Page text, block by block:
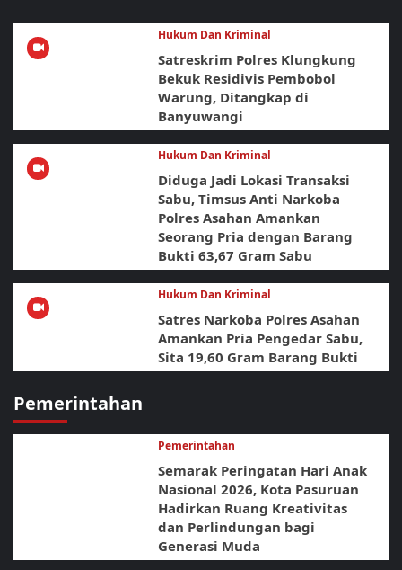
Hukum Dan Kriminal
Satreskrim Polres Klungkung
Bekuk Residivis Pembobol
Warung, Ditangkap di
Banyuwangi
Hukum Dan Kriminal
Diduga Jadi Lokasi Transaksi
Sabu, Timsus Anti Narkoba
Polres Asahan Amankan
Seorang Pria dengan Barang
Bukti 63,67 Gram Sabu
Hukum Dan Kriminal
Satres Narkoba Polres Asahan
Amankan Pria Pengedar Sabu,
Sita 19,60 Gram Barang Bukti
Pemerintahan
Pemerintahan
Semarak Peringatan Hari Anak
Nasional 2026, Kota Pasuruan
Hadirkan Ruang Kreativitas
dan Perlindungan bagi
Generasi Muda